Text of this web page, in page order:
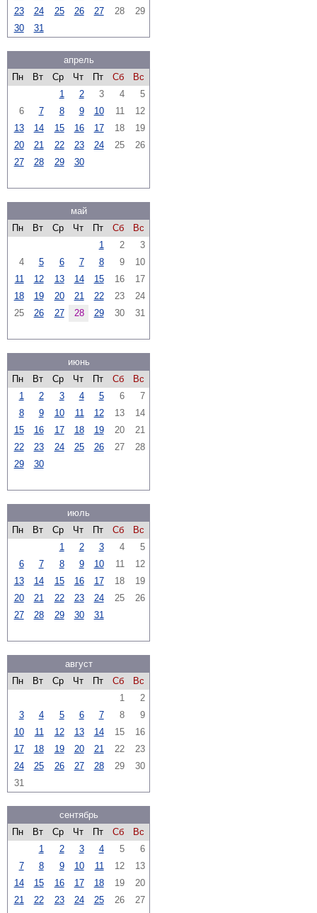
23
24 25 26 27 28
29
30
31
апрель
Пн
Вт Ср Чт Пт Сб
Вс
1
2 3 4
5
6
7 8 9 10 11
12
13
14 15 16 17 18
19
20
21 22 23 24 25
26
27
28 29 30
май
Пн
Вт Ср Чт Пт Сб
Вс
1
2
3
4
5 6 7 8 9
10
11
12 13 14 15 16
17
18
19 20 21 22 23
24
25
26 27 28 29 30 31
июнь
Пн
Вт Ср Чт Пт Сб
Вс
1
2 3 4 5 6
7
8
9 10 11 12 13
14
15
16 17 18 19 20
21
22
23 24 25 26 27
28
29
30
июль
Пн
Вт Ср Чт Пт Сб
Вс
1
2 3 4
5
6
7 8 9 10 11
12
13
14 15 16 17 18
19
20
21 22 23 24 25
26
27
28 29 30 31
август
Пн
Вт Ср Чт Пт Сб
Вс
1
2
3
4 5 6 7 8
9
10
11 12 13 14 15
16
17
18 19 20 21 22
23
24
25 26 27 28 29
30
31
сентябрь
Пн
Вт Ср Чт Пт Сб
Вс
1
2 3 4 5
6
7
8 9 10 11 12
13
14
15 16 17 18 19
20
21
22 23 24 25 26
27